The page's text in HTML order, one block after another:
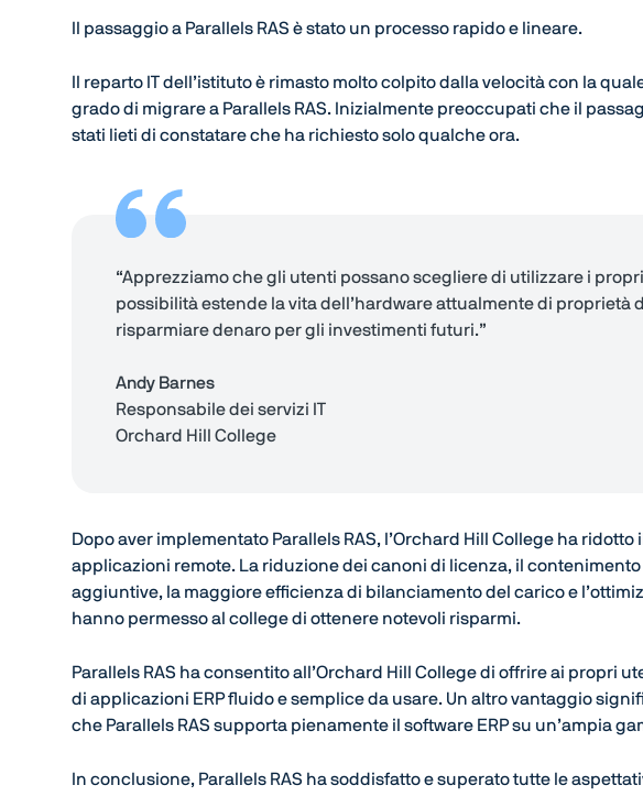
Il passaggio a Parallels RAS è stato un processo rapido e lineare.
Il reparto IT dell’istituto è rimasto molto colpito dalla velocità con la
grado di migrare a Parallels RAS. Inizialmente preoccupati che il
stati lieti di constatare che ha richiesto solo qualche ora.
“Apprezziamo che gli utenti possano scegliere di utilizzare i
possibilità estende la vita dell’hardware attualmente di proprietà
risparmiare denaro per gli investimenti futuri.”
Andy Barnes
Responsabile dei servizi IT
Orchard Hill College
Dopo aver implementato Parallels RAS, l’Orchard Hill College ha ridotto
applicazioni remote. La riduzione dei canoni di licenza, il
aggiuntive, la maggiore efficienza di bilanciamento del carico e
hanno permesso al college di ottenere notevoli risparmi.
Parallels RAS ha consentito all’Orchard Hill College di offrire ai propri
di applicazioni ERP fluido e semplice da usare. Un altro vantaggio
che Parallels RAS supporta pienamente il software ERP su un’ampia
In conclusione, Parallels RAS ha soddisfatto e superato tutte le